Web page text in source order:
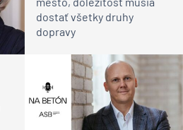
dostať všetky druhy
dopravy